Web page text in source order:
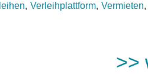
Verleihplattform Vermieten
>>